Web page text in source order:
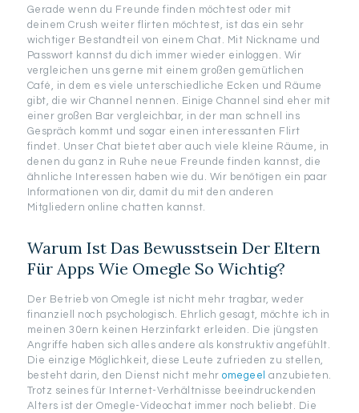
Gerade wenn du Freunde finden möchtest oder mit
deinem Crush weiter flirten möchtest, ist das ein sehr
wichtiger Bestandteil von einem Chat. Mit Nickname und
Passwort kannst du dich immer wieder einloggen. Wir
vergleichen uns gerne mit einem großen gemütlichen
Café, in dem es viele unterschiedliche Ecken und Räume
gibt, die wir Channel nennen. Einige Channel sind eher mit
einer großen Bar vergleichbar, in der man schnell ins
Gespräch kommt und sogar einen interessanten Flirt
findet. Unser Chat bietet aber auch viele kleine Räume, in
denen du ganz in Ruhe neue Freunde finden kannst, die
ähnliche Interessen haben wie du. Wir benötigen ein paar
Informationen von dir, damit du mit den anderen
Mitgliedern online chatten kannst.
Warum Ist Das Bewusstsein Der Eltern
Für Apps Wie Omegle So Wichtig?
Der Betrieb von Omegle ist nicht mehr tragbar, weder
finanziell noch psychologisch. Ehrlich gesagt, möchte ich in
meinen 30ern keinen Herzinfarkt erleiden. Die jüngsten
Angriffe haben sich alles andere als konstruktiv angefühlt.
Die einzige Möglichkeit, diese Leute zufrieden zu stellen,
besteht darin, den Dienst nicht mehromegeel anzubieten.
Trotz seines für Internet-Verhältnisse beeindruckenden
Alters ist der Omegle-Videochat immer noch beliebt. Die